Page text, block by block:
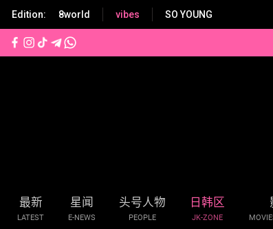
p
Edition: 8world vibes SO YOUNG
最新
LATEST
星闻
E-NEWS
头号人物
PEOPLE
日韩区
JK-ZONE